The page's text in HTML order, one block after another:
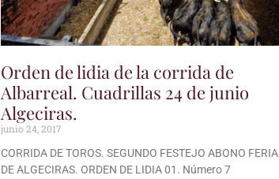
Orden de lidia de la corrida de
Albarreal. Cuadrillas 24 de junio
Algeciras.
junio 24, 2017
CORRIDA DE TOROS. SEGUNDO FESTEJO ABONO FERIA
DE ALGECIRAS. ORDEN DE LIDIA 01. Número 7